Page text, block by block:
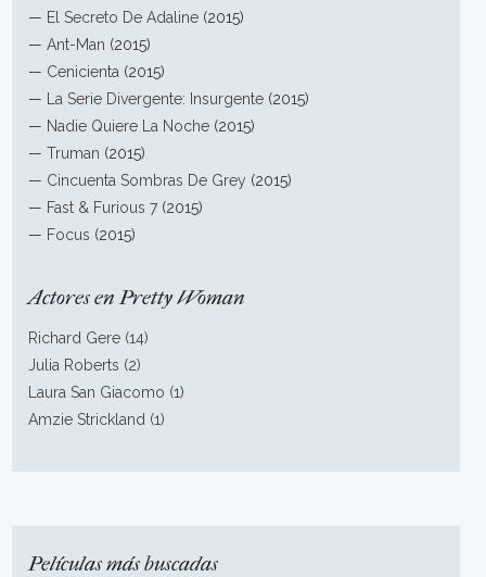
— El Secreto De Adaline (2015)
—Ant-Man (2015)
— Cenicienta (2015)
—
La Serie Divergente: Insurgente (2015)
— Nadie Quiere La Noche (2015)
—Truman (2015)
— Cincuenta Sombras De Grey (2015)
— Fast & Furious 7 (2015)
— Focus (2015)
Actores en Pretty Woman
Richard Gere (14)
Julia Roberts (2)
Laura San Giacomo (1)
Amzie Strickland (1)
Películas más buscadas